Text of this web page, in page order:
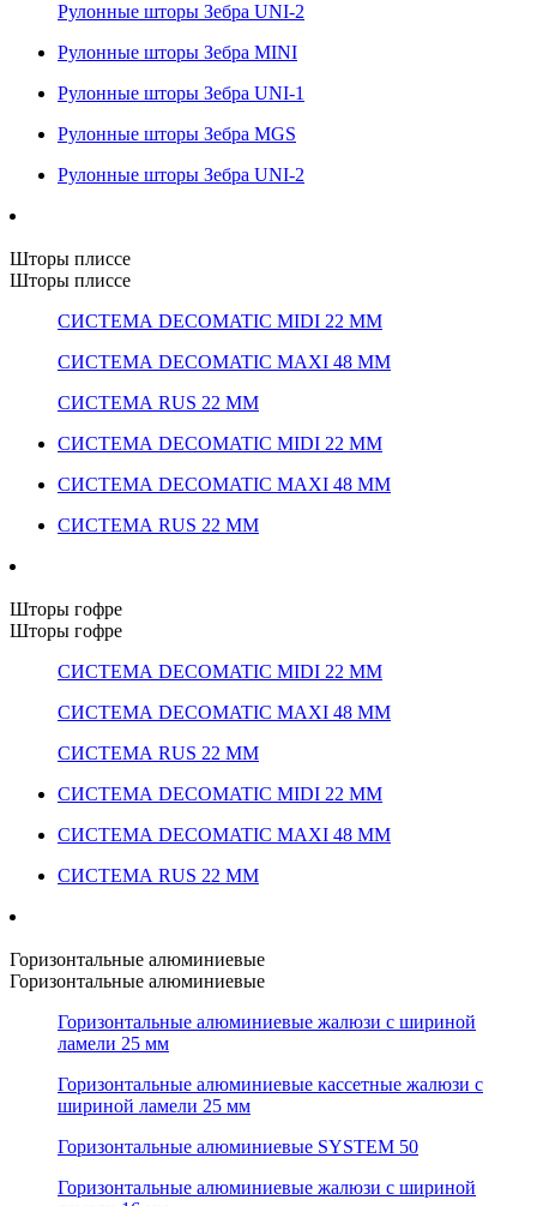
Рулонные шторы Зебра UNI-2
Рулонные шторы Зебра MINI
Рулонные шторы Зебра UNI-1
Рулонные шторы Зебра MGS
Рулонные шторы Зебра UNI-2
Шторы плиссе
Шторы плиссе
СИСТЕМА DECOMATIC MIDI 22 ММ
СИСТЕМА DECOMATIC MAXI 48 ММ
СИСТЕМА RUS 22 ММ
СИСТЕМА DECOMATIC MIDI 22 ММ
СИСТЕМА DECOMATIC MAXI 48 ММ
СИСТЕМА RUS 22 ММ
Шторы гофре
Шторы гофре
СИСТЕМА DECOMATIC MIDI 22 ММ
СИСТЕМА DECOMATIC MAXI 48 ММ
СИСТЕМА RUS 22 ММ
СИСТЕМА DECOMATIC MIDI 22 ММ
СИСТЕМА DECOMATIC MAXI 48 ММ
СИСТЕМА RUS 22 ММ
Горизонтальные алюминиевые
Горизонтальные алюминиевые
Горизонтальные алюминиевые жалюзи с шириной
ламели 25 мм
Горизонтальные алюминиевые кассетные жалюзи с
шириной ламели 25 мм
Горизонтальные алюминиевые SYSTEM 50
Горизонтальные алюминиевые жалюзи с шириной